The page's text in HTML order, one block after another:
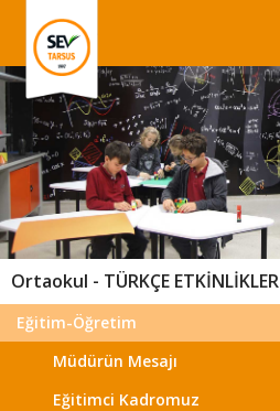
Ortaokul - TÜRKÇE ETKİNLİKLER
Eğitim-Öğretim
Müdürün Mesajı
Eğitimci Kadromuz